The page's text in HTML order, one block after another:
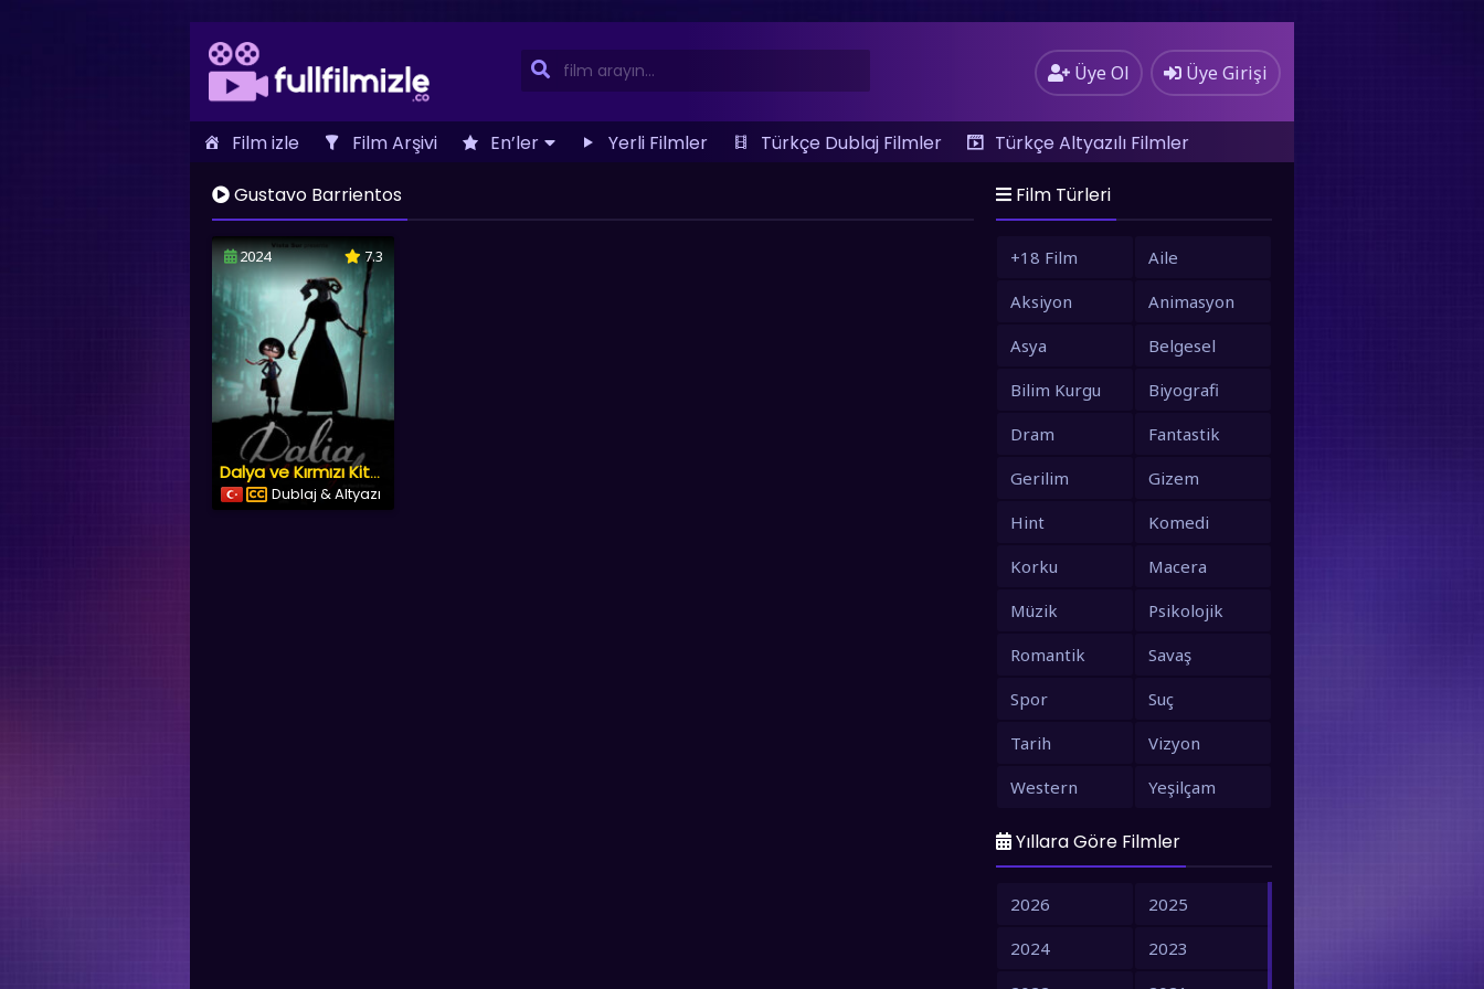
Üye Ol Üye Girişi
Film izle Film Arşivi En’ler Yerli Filmler Türkçe Dublaj Filmler
Türkçe Altyazılı Filmler
İletişim
Gustavo Barrientos
2024 7.3
Dalya ve Kırmızı Kitap
Dublaj & Altyazı
Film Türleri
+18 Film
Aile
Aksiyon
Animasyon
Asya
Belgesel
Bilim Kurgu
Biyografi
Dram
Fantastik
Gerilim
Gizem
Hint
Komedi
Korku
Macera
Müzik
Psikolojik
Romantik
Savaş
Spor
Suç
Tarih
Vizyon
Western
Yeşilçam
Yıllara Göre Filmler
2026
2025
2024
2023